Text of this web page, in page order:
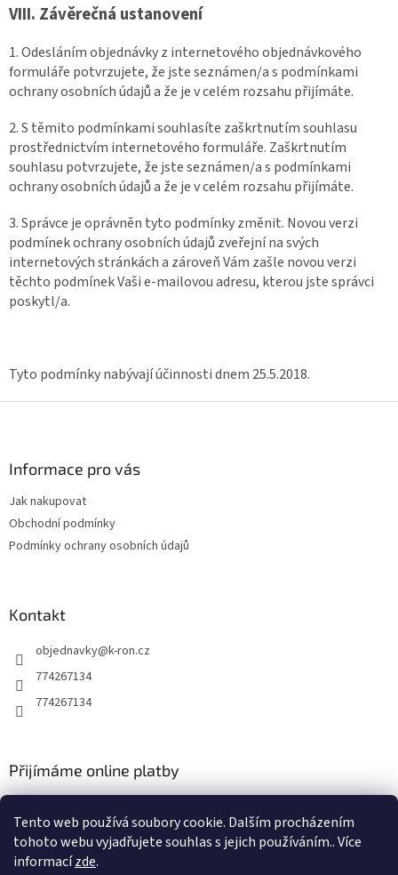
Tento web používá soubory cookie. Dalším procházením
tohoto webu vyjadřujete souhlas s jejich používáním.. Více
informacízde.
VIII. Závěrečná ustanovení
1. Odesláním objednávky z internetového objednávkového
formuláře potvrzujete, že jste seznámen/a s podmínkami
ochrany osobních údajů a že je v celém rozsahu přijímáte.
2. S těmito podmínkami souhlasíte zaškrtnutím souhlasu
prostřednictvím internetového formuláře. Zaškrtnutím
souhlasu potvrzujete, že jste seznámen/a s podmínkami
ochrany osobních údajů a že je v celém rozsahu přijímáte.
3. Správce je oprávněn tyto podmínky změnit. Novou verzi
podmínek ochrany osobních údajů zveřejní na svých
internetových stránkách a zároveň Vám zašle novou verzi
těchto podmínek Vaši e-mailovou adresu, kterou jste správci
poskytl/a.
Tyto podmínky nabývají účinnosti dnem 25.5.2018.
Informace pro vás
Jak nakupovat
Obchodní podmínky
Podmínky ochrany osobních údajů
Kontakt
objednavky@k-ron.cz
774267134
774267134
Přijímáme online platby